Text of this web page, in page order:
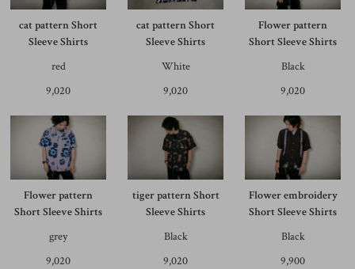
cat pattern Short
Sleeve Shirts
red
9,020
cat pattern Short
Sleeve Shirts
White
9,020
Flower pattern
Short Sleeve Shirts
Black
9,020
Flower pattern
Short Sleeve Shirts
grey
9,020
tiger pattern Short
Sleeve Shirts
Black
9,020
Flower embroidery
Short Sleeve Shirts
Black
9,900